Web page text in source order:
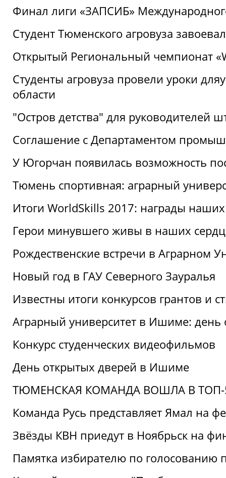
Финал лиги «ЗАПСИБ»
Студент Тюменского агровуза
Открытый Региональный чемпионат
Студенты агровуза провели уроки
области
"Остров детства" для руководителей
Соглашение с Департаментом
У Югорчан появилась возможность
Тюмень спортивная: аграрный
Итоги WorldSkills 2017: награды наших
Герои минувшего живы в наших
Рождественские встречи в Аграрном
Новый год в ГАУ Северного Зауралья
Известны итоги конкурсов грантов и
Аграрный университет в Ишиме: день
Конкурс студенческих видеофильмов
День открытых дверей в Ишиме
ТЮМЕНСКАЯ КОМАНДА ВОШЛА В ТОП-
Команда Русь представляет Ямал на
Звёзды КВН приедут в Ноябрьск на
Памятка избирателю по голосованию